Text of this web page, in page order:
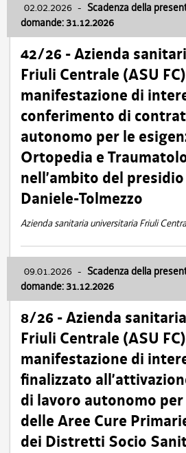
02.02.2026 - Scadenza della
domande: 31.12.2026
42/26 - Azienda
Friuli Centrale (ASU
manifestazione di
conferimento di
autonomo per le
Ortopedia e
nell’ambito del
Daniele-Tolmezzo
Azienda sanitaria universitaria Friuli
09.01.2026 - Scadenza della
domande: 31.12.2026
8/26 - Azienda
Friuli Centrale (ASU
manifestazione di
finalizzato
di lavoro autonomo per
delle Aree Cure
dei Distretti Socio